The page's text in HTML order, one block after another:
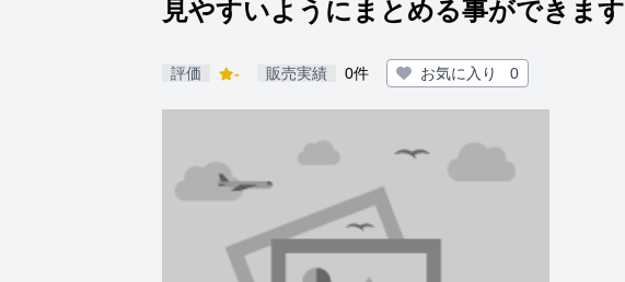
見やすいようにまとめる事ができます
評価 - 販売実績 0件 お気に入り 0